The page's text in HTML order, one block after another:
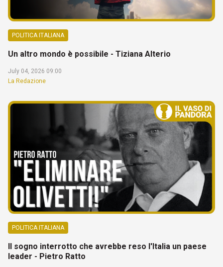
POLITICA ITALIANA
Un altro mondo è possibile - Tiziana Alterio
July 04, 2026 09:00
La Redazione
POLITICA ITALIANA
Il sogno interrotto che avrebbe reso l'Italia un paese
leader - Pietro Ratto